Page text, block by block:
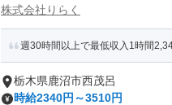
株式会社りらく
週30時間以上で最低収入1時間
栃木県鹿沼市西茂呂
時給2340円～3510円